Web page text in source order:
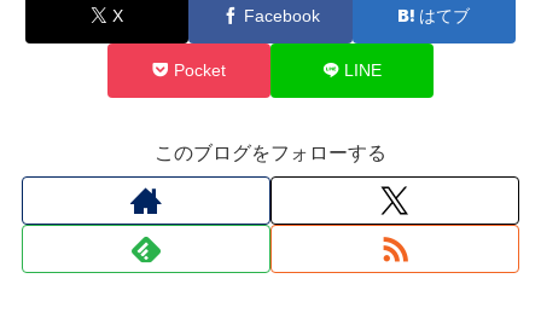
X Facebook はてブ
Pocket LINE
このブログをフォローする